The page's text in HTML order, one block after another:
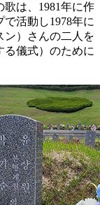
は、1981年に作
活動し1978年に
ン）さんの二人を
る儀式）のために